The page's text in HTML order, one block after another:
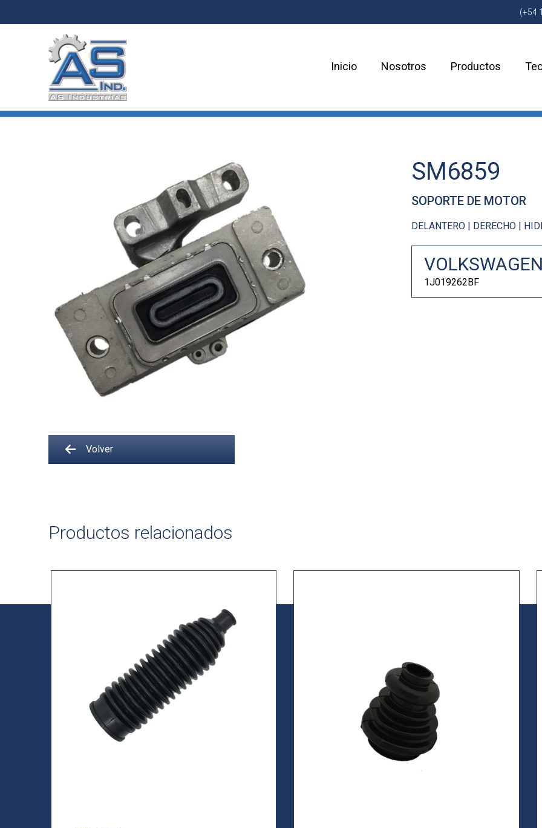
(+54
Inicio Nosotros Productos
SM6859
SOPORTE DE MOTOR
DELANTERO | DERECHO |
VOLKSWAGEN
1J019262BF
Volver
Productos relacionados